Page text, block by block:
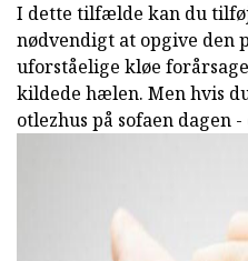
I dette tilfælde kan du
nødvendigt at opgive den
uforståelige kløe
kildede hælen. Men hvis
otlezhus på sofaen dagen -